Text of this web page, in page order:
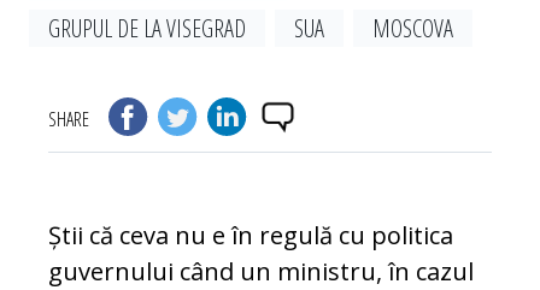
GRUPUL DE LA VISEGRAD
SUA MOSCOVA
SHARE
Știi că ceva nu e în regulă cu politica
gu­ver­nu­lui când un ministru, în cazul